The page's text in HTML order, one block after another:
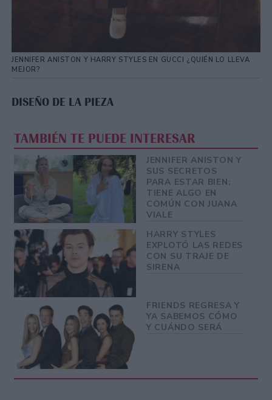
JENNIFER ANISTON Y HARRY STYLES EN GUCCI ¿QUIÉN LO LLEVA
MEJOR?
DISEÑO DE LA PIEZA
TAMBIÉN TE PUEDE INTERESAR
JENNIFER ANISTON Y
SUS SECRETOS
PARA ESTAR BIEN:
TIENE ALGO EN
COMÚN CON JUANA
VIALE
HARRY STYLES
EXPLOTÓ LAS REDES
CON SU TRAJE DE
SIRENA
FRIENDS REGRESA Y
YA SABEMOS CÓMO
Y CUÁNDO SERÁ